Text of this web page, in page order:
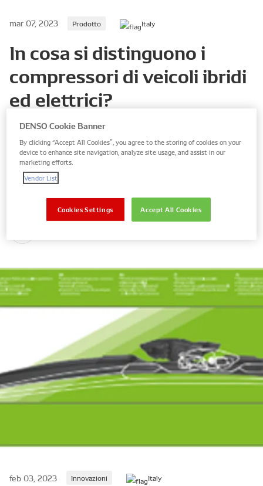
mar 07, 2023 Prodotto Italy
In cosa si distinguono i
compressori di veicoli ibridi
ed elettrici?
Le vendite di veicoli ibridi (HEV) ed elettrici (EV) stanno
aumentando rapidamente in tutta Europa e questo avrà
un impatto sul settore dell'assistenza e della riparazione
indipendente, per cui i tecnici dovranno avere
conoscenze specifiche attraverso la formazione tecnica e
le officine essere adeguatamente attrezzate
feb 03, 2023 Innovazioni Italy
DENSO Cookie Banner
By clicking “Accept All Cookies”, you agree to the storing of cookies on your
device to enhance site navigation, analyze site usage, and assist in our
marketing efforts.
Vendor List
Accept All Cookies
Cookies Settings